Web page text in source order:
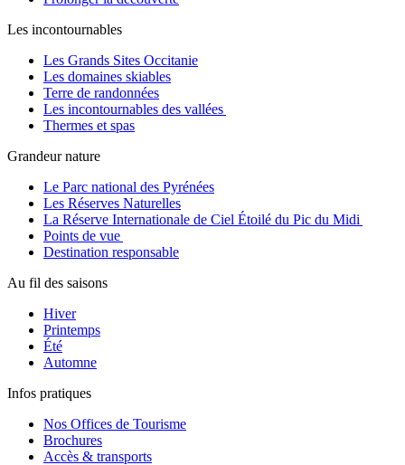
Les incontournables
Les Grands Sites Occitanie
Les domaines skiables
Terre de randonnées
Les incontournables des vallées
Thermes et spas
Grandeur nature
Le Parc national des Pyrénées
Les Réserves Naturelles
La Réserve Internationale de Ciel Étoilé du Pic du Midi
Points de vue
Destination responsable
Au fil des saisons
Hiver
Printemps
Été
Automne
Infos pratiques
Nos Offices de Tourisme
Brochures
Accès & transports